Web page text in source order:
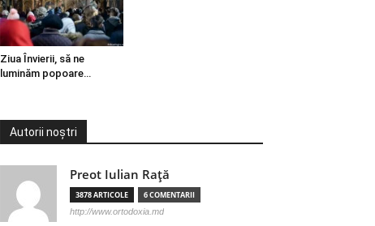
Ziua Învierii, să ne
luminăm popoare…
Autorii noștri
Preot Iulian Raţă
3878 ARTICOLE 6 COMENTARII
http://www.ortodoxia.md